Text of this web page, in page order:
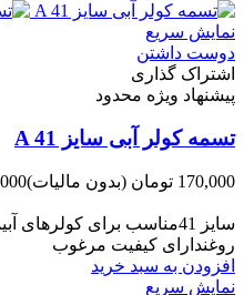
نمایش سریع
دوست داشتن
اشتراک گذاری
پیشنهاد ویژه محدود
تسمه کولر آبی سایز A 41
170,000 تومان (بدون مالیات)
سایز 41مناسب برای
روغندارای کیفیت مرغوب
افزودن به سبد خرید
نمایش سریع